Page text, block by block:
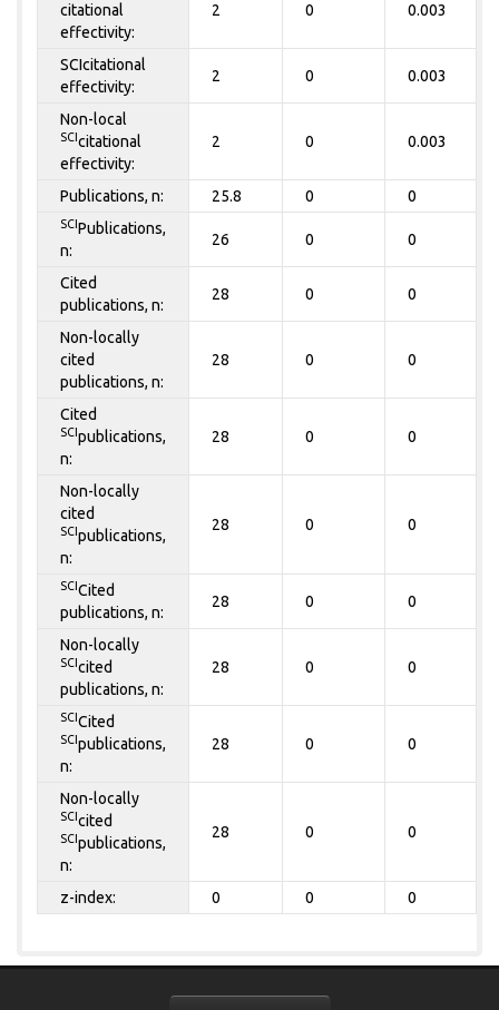
citational
effectivity:
2 0 0.003
SCIcitational
effectivity:
2 0 0.003
Non-local
SCIcitational
effectivity:
2 0 0.003
Publications, n: 25.8 0 0
SCIPublications,
n:
26 0 0
Cited
publications, n:
28 0 0
Non-locally
cited
publications, n:
28 0 0
Cited
SCIpublications,
n:
28 0 0
Non-locally
cited
SCIpublications,
n:
28 0 0
SCICited
publications, n:
28 0 0
Non-locally
SCIcited
publications, n:
28 0 0
SCICited
SCIpublications,
n:
28 0 0
Non-locally
SCIcited
SCIpublications,
n:
28 0 0
z-index: 0 0 0